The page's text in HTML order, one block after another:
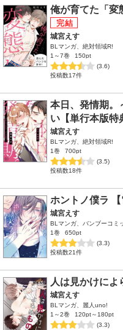
俺が育てた「変
城宮えす
BLマンガ、絶対領域R!
1～7巻
150pt
(3.6)
投稿数17件
本日、発情期。
い【単行本版特
城宮えす
BLマンガ、絶対領域R!
1巻
700pt
(3.5)
投稿数18件
ホントノ僕ラ
城宮えす
BLマンガ、バンブーコミ
1巻
650pt
(3.3)
投稿数21件
人は見かけによ
城宮えす
BLマンガ、麗人uno!
1～2巻
120pt～180pt
(3.3)